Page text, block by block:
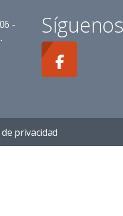
-
Síguenos
privacidad